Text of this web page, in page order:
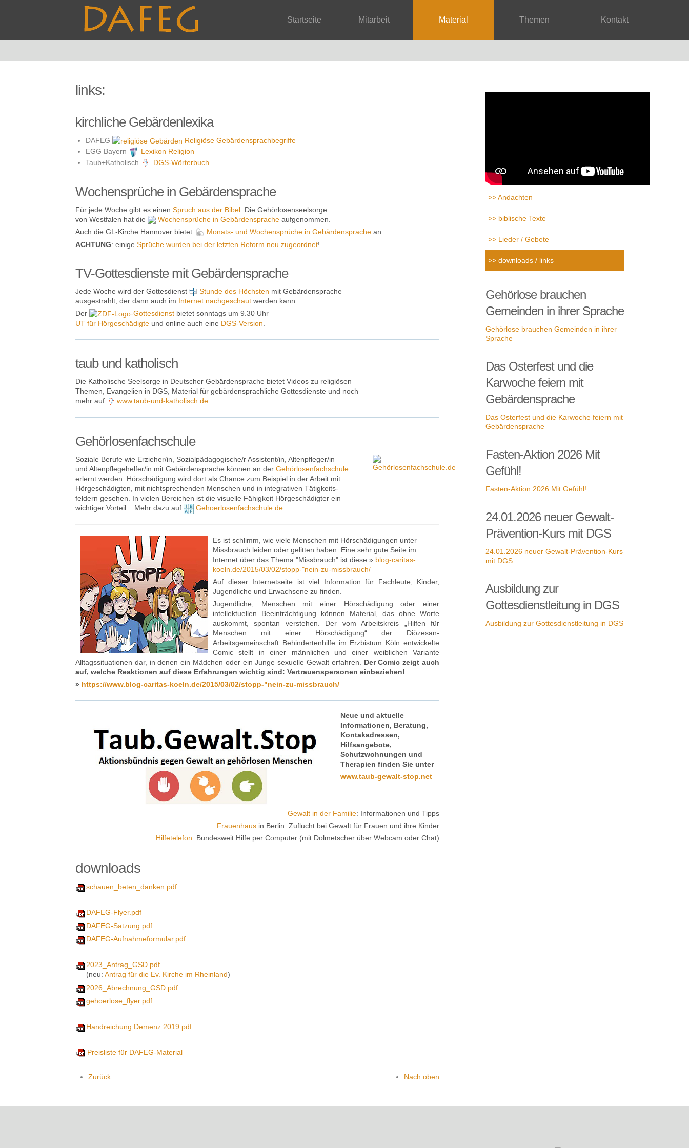
Startseite Mitarbeit Material Themen Kontakt
links:
kirchliche Gebärdenlexika
DAFEG
Religiöse Gebärdensprachbegriffe
EGG Bayern
Lexikon Religion
Taub+Katholisch
DGS-Wörterbuch
Wochensprüche in Gebärdensprache
Für jede Woche gibt es einen Spruch aus der Bibel . Die Gehörlosenseelsorge
von Westfalen hat die
Wochensprüche in Gebärdensprache aufgenommen.
Auch die GL-Kirche Hannover bietet
Monats- und Wochensprüche in Gebärdensprache an.
ACHTUNG: einige Sprüche wurden bei der letzten Reform neu zugeordnet!
TV-Gottesdienste mit Gebärdensprache
Jede Woche wird der Gottesdienst Stunde des Höchsten mit Gebärdensprache
ausgestrahlt, der dann auch im Internet nachgeschaut werden kann.
Der
-Gottesdienst bietet sonntags um 9.30 Uhr
UT für Hörgeschädigte und online auch eine DGS-Version
taub und katholisch
Die Katholische Seelsorge in Deutscher Gebärdensprache bietet Videos zu religiösen
Themen, Evangelien in DGS, Material für gebärdensprachliche Gottesdienste und noch
mehr auf
www.taub-und-katholisch.de
Gehörlosenfachschule
Soziale Berufe wie Erzieher/in, Sozialpädagogische/r Assistent/in, Altenpfleger/in
und Altenpflegehelfer/in mit Gebärdensprache können an der Gehörlosenfachschule
erlernt werden. Hörschädigung wird dort als Chance zum Beispiel in der Arbeit mit
Hörgeschädigten, mit nichtsprechenden Menschen und in integrativen Tätigkeits-
feldern gesehen. In vielen Bereichen ist die visuelle Fähigkeit Hörgeschädigter ein
wichtiger Vorteil... Mehr dazu auf
Gehoerlosenfachschule.de.
Es ist schlimm, wie viele Menschen mit Hörschädigungen unter
Missbrauch leiden oder gelitten haben. Eine sehr gute Seite im
Internet über das Thema "Missbrauch" ist diese » blog-caritas-
koeln.de/2015/03/02/stopp-"nein-zu-missbrauch/
Auf dieser Internetseite ist viel Information für Fachleute, Kinder,
Jugendliche und Erwachsene zu finden.
Jugendliche, Menschen mit einer Hörschädigung oder einer
intellektuellen Beeinträchtigung können Material, das ohne Worte
auskommt, spontan verstehen. Der vom Arbeitskreis „Hilfen für
Menschen mit einer Hörschädigung“ der Diözesan-
Arbeitsgemeinschaft Behindertenhilfe im Erzbistum Köln entwickelte
Comic stellt in einer männlichen und einer weiblichen Variante
Alltagssituationen dar, in denen ein Mädchen oder ein Junge sexuelle Gewalt erfahren.
Der Comic zeigt auch
auf, welche Reaktionen auf diese Erfahrungen wichtig sind: Vertrauenspersonen einbeziehen!
» https://www.blog-caritas-koeln.de/2015/03/02/stopp-"nein-zu-missbrauch/
Neue und aktuelle
Informationen, Beratung,
Kontakadressen,
Hilfsangebote,
Schutzwohnungen und
Therapien finden Sie unter
www.taub-gewalt-stop.net
Gewalt in der Familie: Informationen und Tipps
Frauenhaus in Berlin: Zuflucht bei Gewalt für Frauen und ihre Kinder
Hilfetelefon: Bundesweit Hilfe per Computer (mit Dolmetscher über Webcam oder Chat)
downloads
schauen_beten_danken.pdf
DAFEG-Flyer.pdf
DAFEG-Satzung.pdf
DAFEG-Aufnahmeformular.pdf
2023_Antrag_GSD.pdf
(neu: Antrag für die Ev. Kirche im Rheinland)
2026_Abrechnung_GSD.pdf
gehoerlose_flyer.pdf
Handreichung Demenz 2019.pdf
Preisliste für DAFEG-Material
Zurück
Nach oben
Andachten
biblische Texte
Lieder / Gebete
downloads / links
Gehörlose brauchen
Gemeinden in ihrer Sprache
Gehörlose brauchen Gemeinden in ihrer
Sprache
Das Osterfest und die
Karwoche feiern mit
Gebärdensprache
Das Osterfest und die Karwoche feiern mit
Gebärdensprache
Fasten-Aktion 2026 Mit
Gefühl!
Fasten-Aktion 2026 Mit Gefühl!
24.01.2026 neuer Gewalt-
Prävention-Kurs mit DGS
24.01.2026 neuer Gewalt-Prävention-Kurs
mit DGS
Ausbildung zur
Gottesdienstleitung in DGS
Ausbildung zur Gottesdienstleitung in DGS